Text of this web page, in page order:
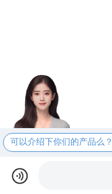
可以介绍下你们的产品么？